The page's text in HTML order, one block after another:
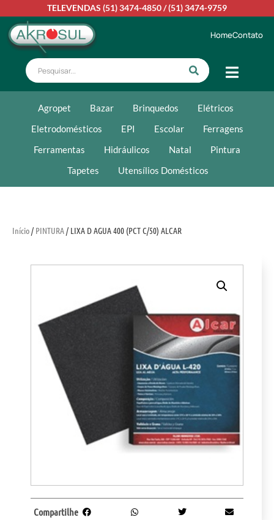
TELEVENDAS (51) 3474-4850/(51) 3474-9759
HomeContato
Agropet Bazar Brinquedos
Elétricos
Eletrodomésticos
EPI Escolar
Ferragens
Ferramentas
Hidráulicos Natal
Pintura
Tapetes
Utensílios Domésticos
Início/ PINTURA/ LIXA D AGUA 400 (PCT C/50) ALCAR
Compartilhe